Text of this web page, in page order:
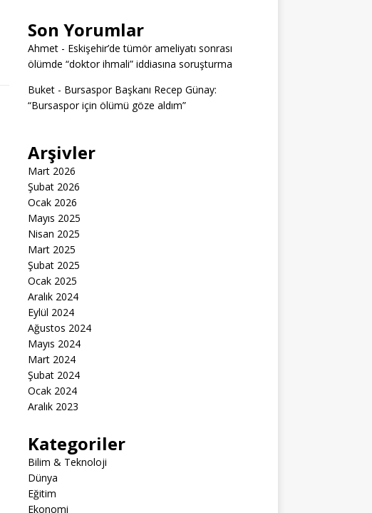
Son Yorumlar
Ahmet- Eskişehir’de tümör ameliyatı sonrası
ölümde “doktor ihmali” iddiasına soruşturma
Buket- Bursaspor Başkanı Recep Günay:
“Bursaspor için ölümü göze aldım”
Arşivler
Mart 2026
Şubat 2026
Ocak 2026
Mayıs 2025
Nisan 2025
Mart 2025
Şubat 2025
Ocak 2025
Aralık 2024
Eylül 2024
Ağustos 2024
Mayıs 2024
Mart 2024
Şubat 2024
Ocak 2024
Aralık 2023
Kategoriler
Bilim & Teknoloji
Dünya
Eğitim
Ekonomi